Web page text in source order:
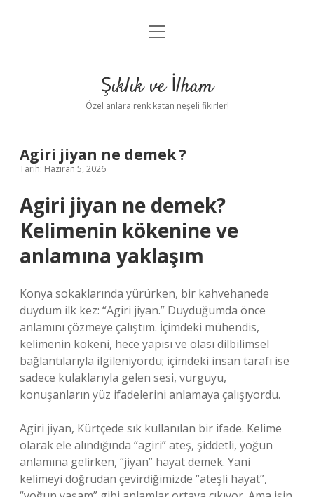
Anasayfa
Yasal Uyarı
menüyü
Şıklık ve İlham
Özel anlara renk katan neşeli fikirler!
Agiri jiyan ne demek ?
Tarih: Haziran 5, 2026
Agiri jiyan ne demek?
Kelimenin kökenine ve
anlamına yaklaşım
Konya sokaklarında yürürken, bir kahvehanede
duydum ilk kez: “Agiri jiyan.” Duyduğumda önce
anlamını çözmeye çalıştım. İçimdeki mühendis,
kelimenin kökeni, hece yapısı ve olası dilbilimsel
bağlantılarıyla ilgileniyordu; içimdeki insan tarafı ise
sadece kulaklarıyla gelen sesi, vurguyu,
konuşanların yüz ifadelerini anlamaya çalışıyordu.
Agiri jiyan, Kürtçede sık kullanılan bir ifade. Kelime
olarak ele alındığında “agiri” ateş, şiddetli, yoğun
anlamına gelirken, “jiyan” hayat demek. Yani
kelimeyi doğrudan çevirdiğimizde “ateşli hayat”,